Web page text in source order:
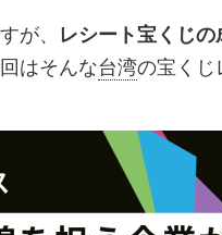
ク
に
加
が、 レシート宝くじ
はそんな台湾の宝くじ